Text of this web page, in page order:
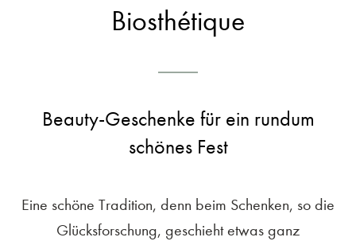
Biosthétique
Beauty-Geschenke für ein rundum
schönes Fest
Eine schöne Tradition, denn beim Schenken, so die
Glücksforschung, geschieht etwas ganz